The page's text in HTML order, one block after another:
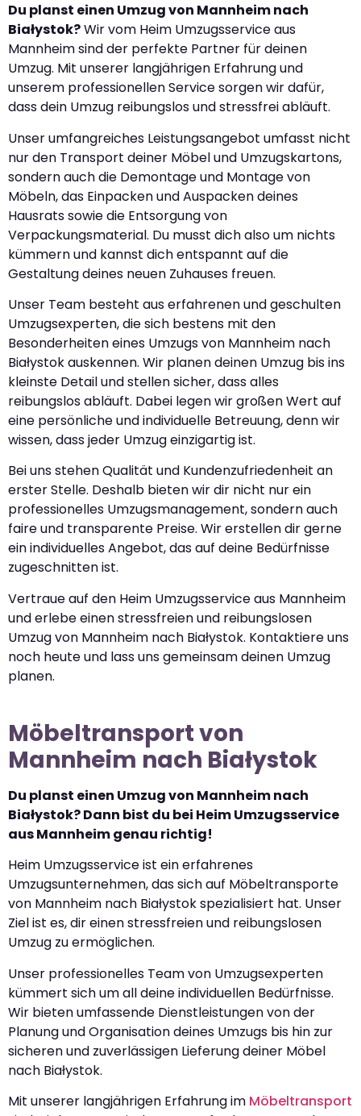
Du planst einen Umzug von Mannheim nach
Białystok?Wir vom Heim Umzugsservice aus
Mannheim sind der perfekte Partner für deinen
Umzug. Mit unserer langjährigen Erfahrung und
unserem professionellen Service sorgen wir dafür,
dass dein Umzug reibungslos und stressfrei abläuft.
Unser umfangreiches Leistungsangebot umfasst nicht
nur den Transport deiner Möbel und Umzugskartons,
sondern auch die Demontage und Montage von
Möbeln, das Einpacken und Auspacken deines
Hausrats sowie die Entsorgung von
Verpackungsmaterial. Du musst dich also um nichts
kümmern und kannst dich entspannt auf die
Gestaltung deines neuen Zuhauses freuen.
Unser Team besteht aus erfahrenen und geschulten
Umzugsexperten, die sich bestens mit den
Besonderheiten eines Umzugs von Mannheim nach
Białystok auskennen. Wir planen deinen Umzug bis ins
kleinste Detail und stellen sicher, dass alles
reibungslos abläuft. Dabei legen wir großen Wert auf
eine persönliche und individuelle Betreuung, denn wir
wissen, dass jeder Umzug einzigartig ist.
Bei uns stehen Qualität und Kundenzufriedenheit an
erster Stelle. Deshalb bieten wir dir nicht nur ein
professionelles Umzugsmanagement, sondern auch
faire und transparente Preise. Wir erstellen dir gerne
ein individuelles Angebot, das auf deine Bedürfnisse
zugeschnitten ist.
Vertraue auf den Heim Umzugsservice aus Mannheim
und erlebe einen stressfreien und reibungslosen
Umzug von Mannheim nach Białystok. Kontaktiere uns
noch heute und lass uns gemeinsam deinen Umzug
planen.
Möbeltransport von
Mannheim nach Białystok
Du planst einen Umzug von Mannheim nach
Białystok? Dann bist du bei Heim Umzugsservice
aus Mannheim genau richtig!
Heim Umzugsservice ist ein erfahrenes
Umzugsunternehmen, das sich auf Möbeltransporte
von Mannheim nach Białystok spezialisiert hat. Unser
Ziel ist es, dir einen stressfreien und reibungslosen
Umzug zu ermöglichen.
Unser professionelles Team von Umzugsexperten
kümmert sich um all deine individuellen Bedürfnisse.
Wir bieten umfassende Dienstleistungen von der
Planung und Organisation deines Umzugs bis hin zur
sicheren und zuverlässigen Lieferung deiner Möbel
nach Białystok.
Mit unserer langjährigen Erfahrung im Möbeltransport